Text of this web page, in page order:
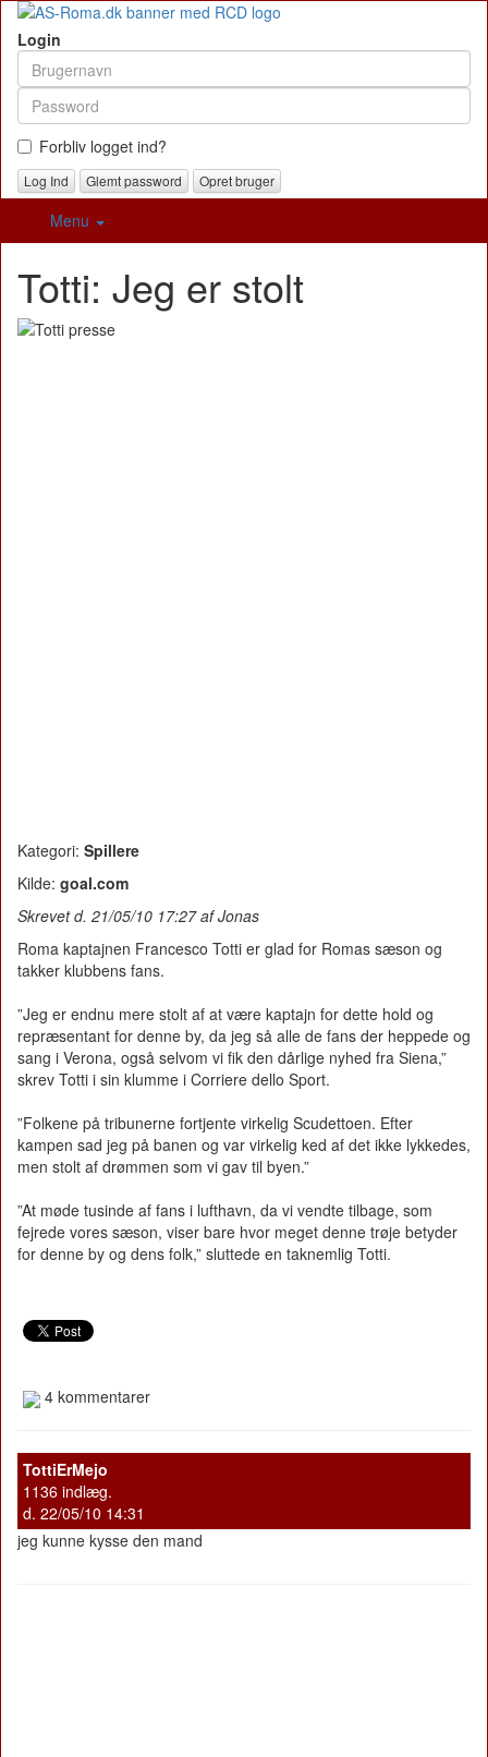
Login
Forbliv logget ind?
Glemt password Opret bruger
Menu
Totti: Jeg er stolt
Kategori: Spillere
Kilde: goal.com
Skrevet d. 21/05/10 17:27 af Jonas
Roma kaptajnen Francesco Totti er glad for Romas sæson og
takker klubbens fans.
”Jeg er endnu mere stolt af at være kaptajn for dette hold og
repræsentant for denne by, da jeg så alle de fans der heppede og
sang i Verona, også selvom vi fik den dårlige nyhed fra Siena,”
skrev Totti i sin klumme i Corriere dello Sport.
”Folkene på tribunerne fortjente virkelig Scudettoen. Efter
kampen sad jeg på banen og var virkelig ked af det ikke lykkedes,
men stolt af drømmen som vi gav til byen.”
”At møde tusinde af fans i lufthavn, da vi vendte tilbage, som
fejrede vores sæson, viser bare hvor meget denne trøje betyder
for denne by og dens folk,” sluttede en taknemlig Totti.
4 kommentarer
TottiErMejo
1136 indlæg.
d. 22/05/10 14:31
jeg kunne kysse den mand